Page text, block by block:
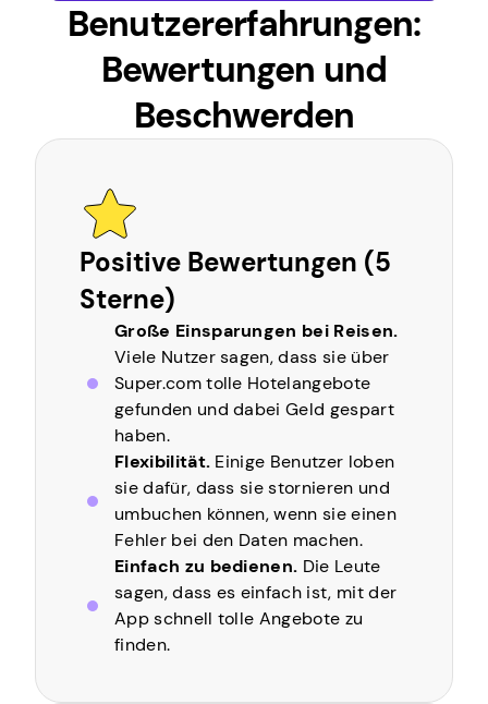
Benutzererfahrungen:
Bewertungen und
Beschwerden
Positive Bewertungen (5
Sterne)
Große Einsparungen bei Reisen.
Viele Nutzer sagen, dass sie über
Super.com tolle Hotelangebote
gefunden und dabei Geld gespart
haben.
Flexibilität. Einige Benutzer loben
sie dafür, dass sie stornieren und
umbuchen können, wenn sie einen
Fehler bei den Daten machen.
Einfach zu bedienen. Die Leute
sagen, dass es einfach ist, mit der
App schnell tolle Angebote zu
finden.